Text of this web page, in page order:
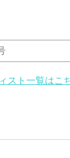
スト一覧はこ